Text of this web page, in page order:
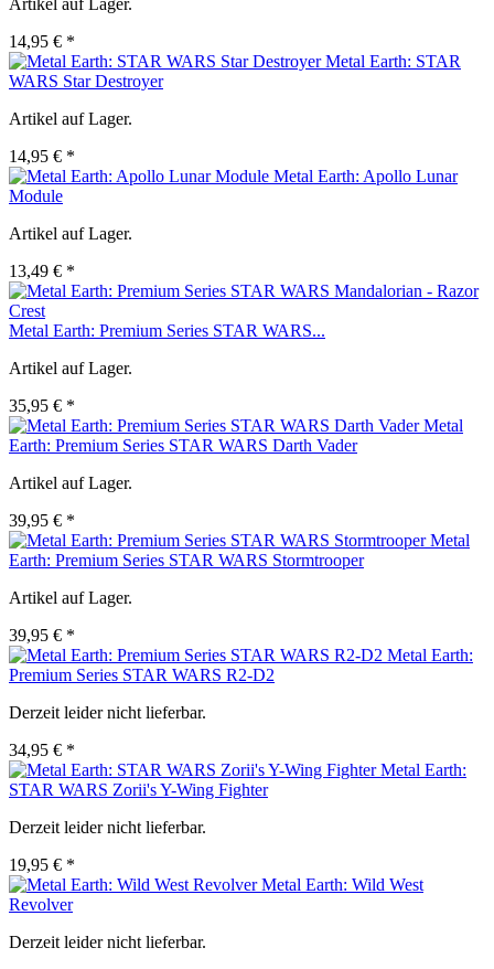
Artikel auf Lager.
14,95 € *
Metal Earth: STAR
WARS Star Destroyer
Artikel auf Lager.
14,95 € *
Metal Earth: Apollo Lunar
Module
Artikel auf Lager.
13,49 € *
Metal Earth: Premium Series STAR WARS...
Artikel auf Lager.
35,95 € *
Metal
Earth: Premium Series STAR WARS Darth Vader
Artikel auf Lager.
39,95 € *
Metal
Earth: Premium Series STAR WARS Stormtrooper
Artikel auf Lager.
39,95 € *
Metal Earth:
Premium Series STAR WARS R2-D2
Derzeit leider nicht lieferbar.
34,95 € *
Metal Earth:
STAR WARS Zorii's Y-Wing Fighter
Derzeit leider nicht lieferbar.
19,95 € *
Metal Earth: Wild West
Revolver
Derzeit leider nicht lieferbar.